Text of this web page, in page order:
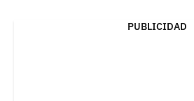
PUBLICIDAD